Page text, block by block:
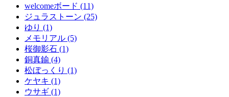
welcomeボード (11)
ジュラストーン (25)
ゆり (1)
メモリアル (5)
桜御影石 (1)
銅真鍮 (4)
松ぼっくり (1)
ケヤキ (1)
ウサギ (1)